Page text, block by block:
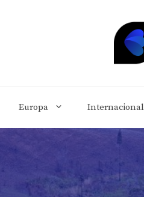
Europa Internacional